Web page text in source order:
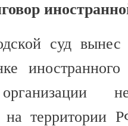
суд
иностранного
на территории